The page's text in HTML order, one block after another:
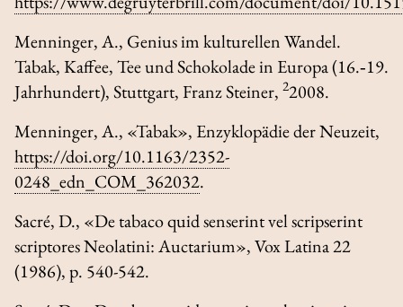
Menninger, A., Genius im kulturellen Wandel.
Tabak, Kaffee, Tee und Schokolade in Europa (16.‑19.
Jahrhundert), Stuttgart, Franz Steiner, 22008.
Menninger, A., «Tabak», Enzyklopädie der Neuzeit,
https://doi.org/10.1163/2352-
0248_edn_COM_362032.
Sacré, D., «De tabaco quid senserint vel scripserint
scriptores Neolatini: Auctarium»,Vox Latina22
(1986), p. 540-542.